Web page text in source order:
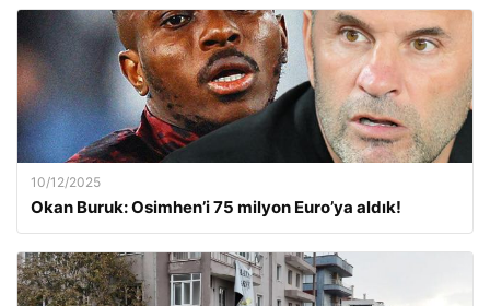
10/12/2025
Okan Buruk: Osimhen’i 75 milyon Euro’ya aldık!